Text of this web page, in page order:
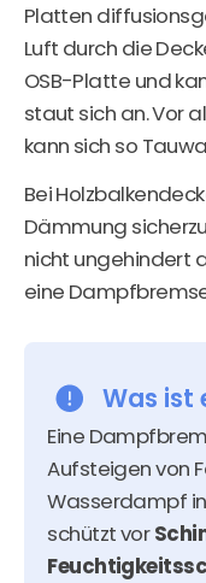
Platten
Luft durch die
OSB-Platte und
staut sich an. Vor
kann sich so
Bei
Dämmung
nicht ungehindert
eine
Was ist
Eine
Aufsteigen von
Wasserdampf
schützt vor